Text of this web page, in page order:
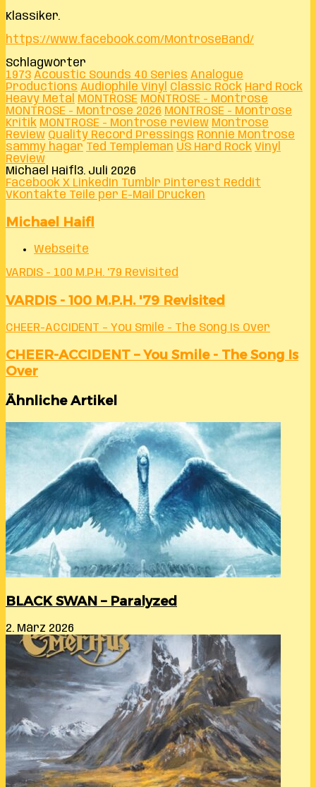
Klassiker.
https://www.facebook.com/MontroseBand/
Schlagwörter
1973 Acoustic Sounds 40 Series Analogue
Productions Audiophile Vinyl Classic Rock Hard Rock
Heavy Metal
MONTROSE MONTROSE - Montrose
MONTROSE - Montrose 2026 MONTROSE - Montrose
Kritik MONTROSE - Montrose review Montrose
Review Quality Record Pressings Ronnie Montrose
sammy hagar Ted Templeman US Hard Rock Vinyl
Review
Michael Haifl 3. Juli 2026
Facebook X LinkedIn Tumblr Pinterest Reddit
VKontakte Teile per E-Mail Drucken
Michael Haifl
Webseite
VARDIS - 100 M.P.H. '79 Revisited
VARDIS - 100 M.P.H. '79 Revisited
CHEER-ACCIDENT – You Smile - The Song Is Over
CHEER-ACCIDENT – You Smile - The Song Is
Over
Ähnliche Artikel
BLACK SWAN – Paralyzed
2. März 2026